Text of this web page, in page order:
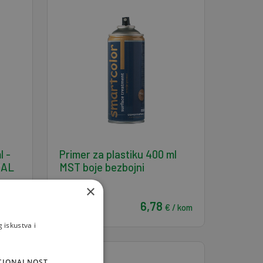
-
Primer za plastiku 400 ml
MST boje bezbojni
6,78 € / kom
×
iskustva i